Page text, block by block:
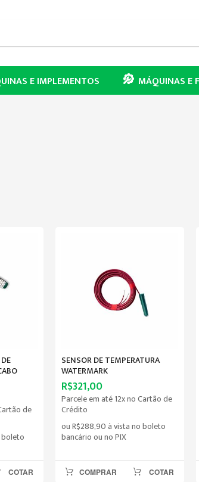
E IMPLEMENTOS MÁQUINAS E
de
COTAR
SENSOR DE TEMPERATURA
WATERMARK
R$321,00
Parcele em até 12x no Cartão de
Crédito
ouR$288,90à vista no boleto
bancário ou no PIX
COMPRAR COTAR